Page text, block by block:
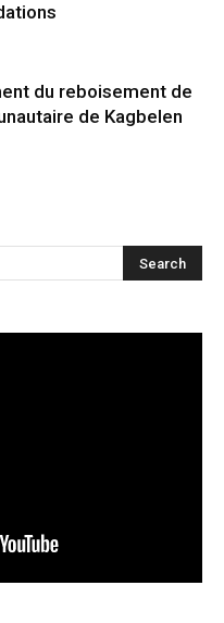
du reboisement de
de Kagbelen